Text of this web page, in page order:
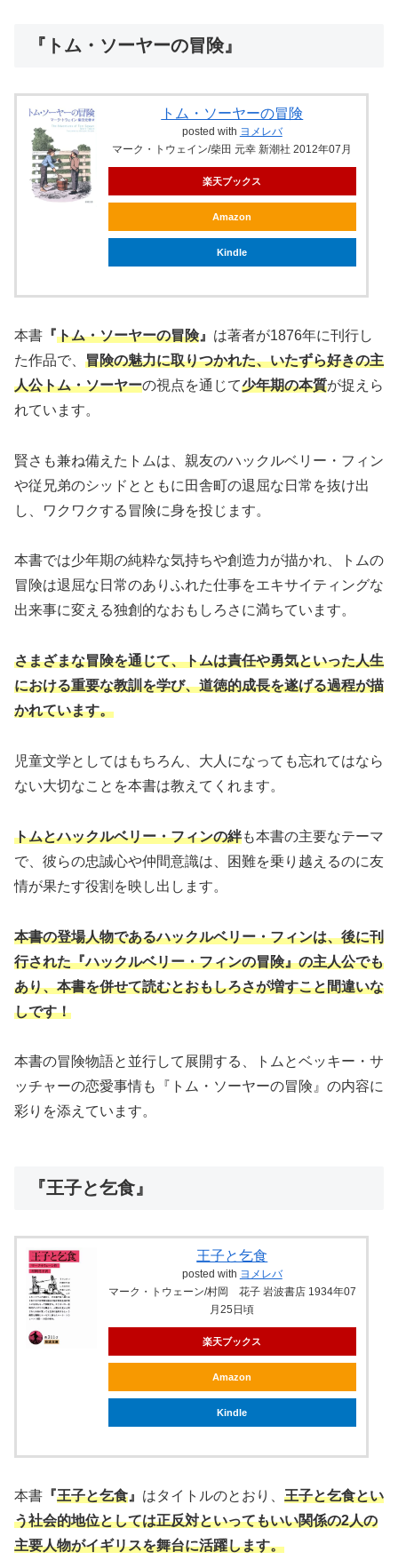
『トム・ソーヤーの冒険』
トム・ソーヤーの冒険
posted with ヨメレバ
マーク・トウェイン/柴田 元幸 新潮社 2012年07月
楽天ブックス
Amazon
Kindle
本書 『トム・ソーヤーの冒険』 は著者が1876年に刊行し
た作品で、 冒険の魅力に取りつかれた、いたずら好きの主
人公トム・ソーヤーの視点を通じて少年期の本質が捉えら
れています。
賢さも兼ね備えたトムは、親友のハックルベリー・フィン
や従兄弟のシッドとともに田舎町の退屈な日常を抜け出
し、ワクワクする冒険に身を投じます。
本書では少年期の純粋な気持ちや創造力が描かれ、トムの
冒険は退屈な日常のありふれた仕事をエキサイティングな
出来事に変える独創的なおもしろさに満ちています。
さまざまな冒険を通じて、トムは責任や勇気といった人生
における重要な教訓を学び、道徳的成長を遂げる過程が描
かれています。
児童文学としてはもちろん、大人になっても忘れてはなら
ない大切なことを本書は教えてくれます。
トムとハックルベリー・フィンの絆も本書の主要なテーマ
で、彼らの忠誠心や仲間意識は、困難を乗り越えるのに友
情が果たす役割を映し出します。
本書の登場人物であるハックルベリー・フィンは、後に刊
行された『ハックルベリー・フィンの冒険』の主人公でも
あり、本書を併せて読むとおもしろさが増すこと間違いな
しです！
本書の冒険物語と並行して展開する、トムとベッキー・サ
ッチャーの恋愛事情も『トム・ソーヤーの冒険』の内容に
彩りを添えています。
『王子と乞食』
王子と乞食
posted with ヨメレバ
マーク・トウェーン/村岡 花子 岩波書店 1934年07
月25日頃
楽天ブックス
Amazon
Kindle
本書 『王子と乞食 』 はタイトルのとおり、 王子と乞食とい
う社会的地位としては正反対といってもいい関係の2人の
主要人物がイギリスを舞台に活躍します。